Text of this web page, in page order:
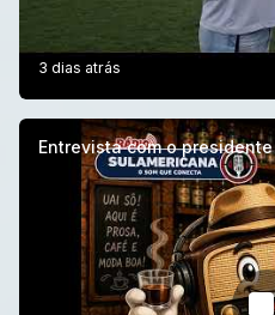
3 dias atrás
Entrevista com o